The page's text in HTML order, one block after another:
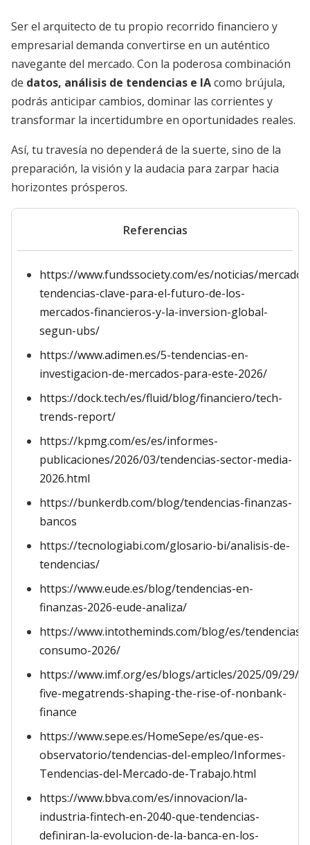
Ser el arquitecto de tu propio recorrido financiero y
empresarial demanda convertirse en un auténtico
navegante del mercado. Con la poderosa combinación
de datos, análisis de tendencias e IAcomo brújula,
podrás anticipar cambios, dominar las corrientes y
transformar la incertidumbre en oportunidades reales.
Así, tu travesía no dependerá de la suerte, sino de la
preparación, la visión y la audacia para zarpar hacia
horizontes prósperos.
Referencias
https://www.fundssociety.com/es/noticias/
tendencias-clave-para-el-futuro-de-los-
mercados-financieros-y-la-inversion-global-
segun-ubs/
https://www.adimen.es/5-tendencias-en-
investigacion-de-mercados-para-este-2026/
https://dock.tech/es/fluid/blog/financiero/tech-
trends-report/
https://kpmg.com/es/es/informes-
publicaciones/2026/03/tendencias-sector-media-
2026.html
https://bunkerdb.com/blog/tendencias-finanzas-
bancos
https://tecnologiabi.com/glosario-bi/analisis-de-
tendencias/
https://www.eude.es/blog/tendencias-en-
finanzas-2026-eude-analiza/
https://www.intotheminds.com/blog/es/tendencias-
consumo-2026/
https://www.imf.org/es/blogs/articles/2025/09/29/
five-megatrends-shaping-the-rise-of-nonbank-
finance
https://www.sepe.es/HomeSepe/es/que-es-
observatorio/tendencias-del-empleo/Informes-
Tendencias-del-Mercado-de-Trabajo.html
https://www.bbva.com/es/innovacion/la-
industria-fintech-en-2040-que-tendencias-
definiran-la-evolucion-de-la-banca-en-los-